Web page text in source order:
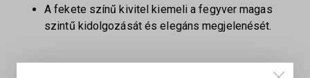
A fekete színű kivitel kiemeli a fegyver magas
szintű kidolgozását és elegáns megjelenését.